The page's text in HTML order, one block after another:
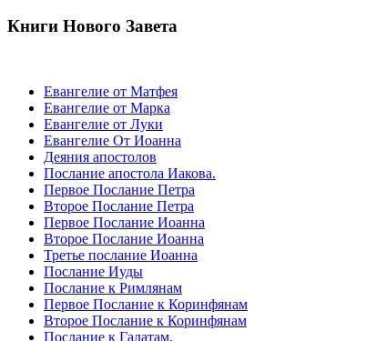
Книги Нового Завета
Евангелие от Матфея
Евангелие от Марка
Евангелие от Луки
Евангелие От Иоанна
Деяния апостолов
Послание апостола Иакова.
Первое Послание Петра
Второе Послание Петра
Первое Послание Иоанна
Второе Послание Иоанна
Третье послание Иоанна
Послание Иуды
Послание к Римлянам
Первое Послание к Коринфянам
Второе Послание к Коринфянам
Послание к Галатам.